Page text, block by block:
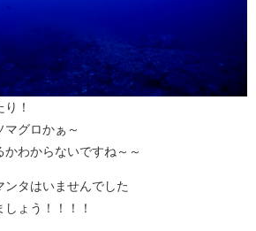
！
マグロかぁ～
かわからないですね～～
ンタはいませんでした
ょう！！！！